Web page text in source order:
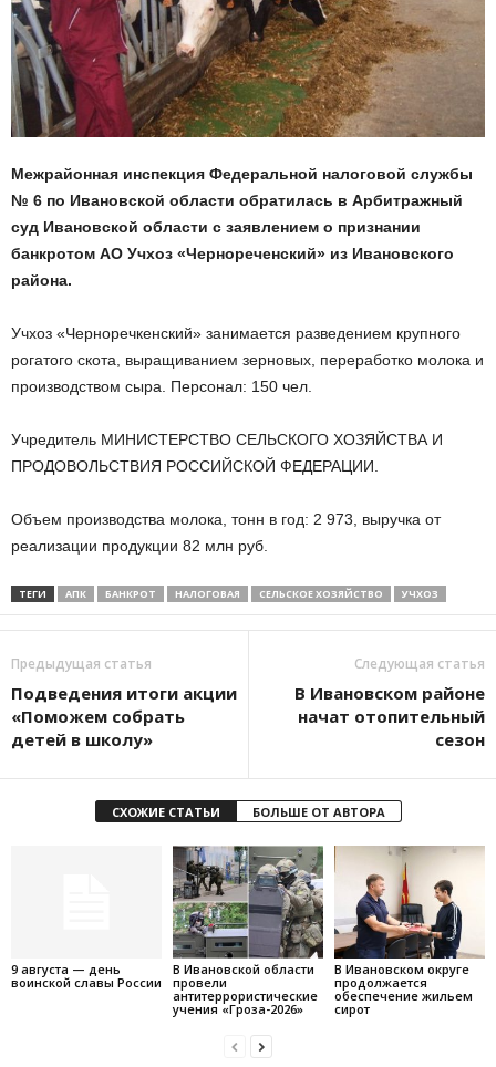
Межрайонная инспекция Федеральной налоговой службы
№ 6 по Ивановской области обратилась в Арбитражный
суд Ивановской области с заявлением о признании
банкротом АО Учхоз «Чернореченский» из Ивановского
района.
Учхоз «Черноречкенский» занимается разведением крупного
рогатого скота, выращиванием зерновых, переработко молока и
производством сыра. Персонал: 150 чел.
Учредитель МИНИСТЕРСТВО СЕЛЬСКОГО ХОЗЯЙСТВА И
ПРОДОВОЛЬСТВИЯ РОССИЙСКОЙ ФЕДЕРАЦИИ.
Объем производства молока, тонн в год: 2 973, выручка от
реализации продукции 82 млн руб.
ТЕГИ АПК БАНКРОТ НАЛОГОВАЯ СЕЛЬСКОЕ ХОЗЯЙСТВО УЧХОЗ
Предыдущая статья
Подведения итоги акции
«Поможем собрать
детей в школу»
Следующая статья
В Ивановском районе
начат отопительный
сезон
СХОЖИЕ СТАТЬИ БОЛЬШЕ ОТ АВТОРА
9 августа — день
воинской славы России
В Ивановской области
провели
антитеррористические
учения «Гроза-2026»
В Ивановском округе
продолжается
обеспечение жильем
сирот